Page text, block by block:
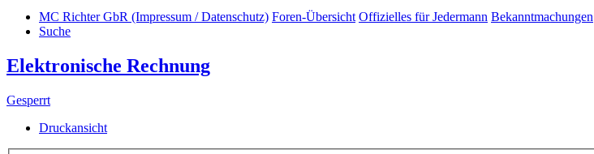
MC Richter GbR (Impressum / Datenschutz) Foren-Übersicht Offizielles für Jedermann Bekanntmachungen
Suche
Elektronische Rechnung
Gesperrt
Druckansicht